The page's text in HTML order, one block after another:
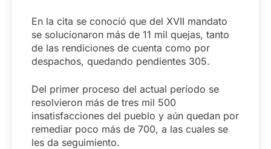
En la cita se conoció que del XVII mandato
se solucionaron más de 11 mil quejas, tanto
de las rendiciones de cuenta como por
despachos, quedando pendientes 305.
Del primer proceso del actual período se
resolvieron más de tres mil 500
insatisfacciones del pueblo y aún quedan por
remediar poco más de 700, a las cuales se
les da seguimiento.